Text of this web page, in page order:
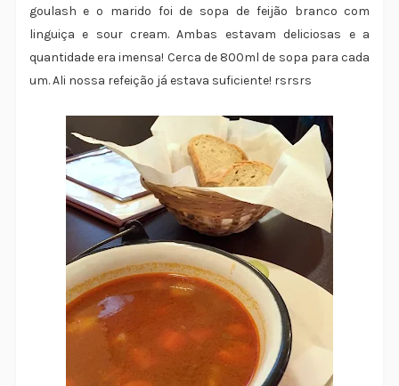
goulash e o marido foi de sopa de feijão branco com
linguiça e sour cream. Ambas estavam deliciosas e a
quantidade era imensa! Cerca de 800ml de sopa para cada
um. Ali nossa refeição já estava suficiente! rsrsrs